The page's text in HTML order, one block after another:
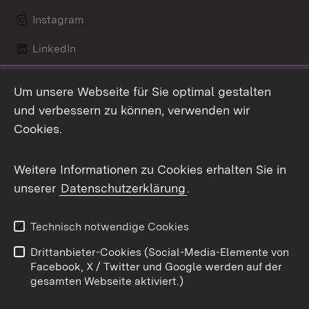
Instagram
LinkedIn
X / Twitter
Youtube
Kontakt
Datenschutz
Barrierefreiheit
Impressum
Cookies
Um unsere Webseite für Sie optimal gestalten
und verbessern zu können, verwenden wir
Cookies.
Weitere Informationen zu Cookies erhalten Sie in
unserer Datenschutzerklärung.
Technisch notwendige Cookies
Drittanbieter-Cookies (Social-Media-Elemente von
Facebook, X / Twitter und Google werden auf der
gesamten Webseite aktiviert.)